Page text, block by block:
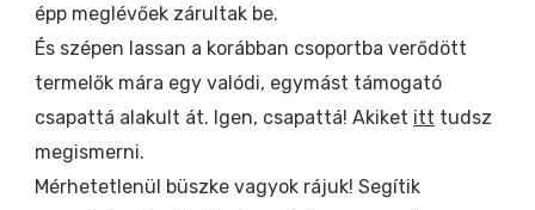
épp meglévőek zárultak be.
És szépen lassan a korábban csoportba verődött
termelők mára egy valódi, egymást támogató
csapattá alakult át. Igen, csapattá! Akiket itt tudsz
megismerni.
Mérhetetlenül büszke vagyok rájuk! Segítik